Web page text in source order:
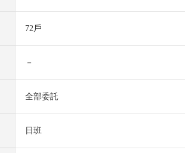
72戶
－
全部委託
日班